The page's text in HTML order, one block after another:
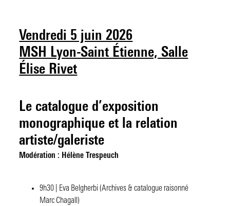
Vendredi 5 juin 2026
MSH Lyon-Saint Étienne, Salle
Élise Rivet
Le catalogue d’exposition
monographique et la relation
artiste/galeriste
Modération : Hélène Trespeuch
9h30 | Eva Belgherbi (Archives & catalogue raisonné
Marc Chagall)